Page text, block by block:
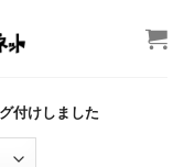
付けしました